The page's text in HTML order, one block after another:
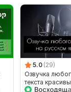
5.0 (29)
Озвучка
текста
мужским